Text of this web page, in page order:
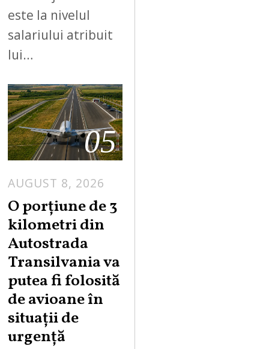
este la nivelul
salariului atribuit
lui…
05
AUGUST 8, 2026
U
G
T
8
O porțiune de 3
kilometri din
Autostrada
Transilvania va
putea fi folosită
de avioane în
situații de
urgență